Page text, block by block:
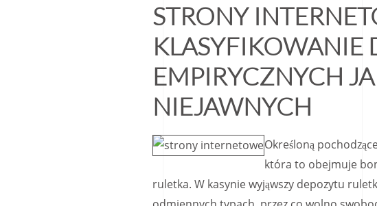
STRONY
KLASYFIKOWANIE
EMPIRYCZNYCH
NIEJAWNYCH
Określoną
która to obejmuje
ruletka. W kasynie wyjąwszy depozytu